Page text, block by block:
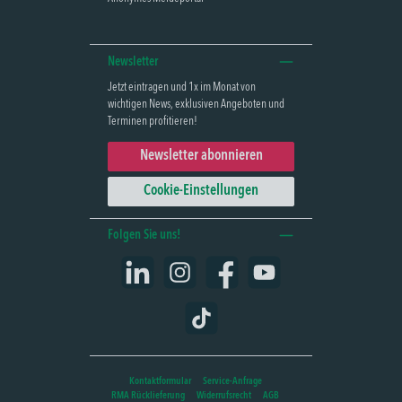
Newsletter
Jetzt eintragen und 1x im Monat von
wichtigen News, exklusiven Angeboten und
Terminen profitieren!
Newsletter abonnieren
Cookie-Einstellungen
Folgen Sie uns!
Instagram Facebook YouTube
TikTok
Kontaktformular
Service-Anfrage
RMA Rücklieferung
Widerrufsrecht AGB